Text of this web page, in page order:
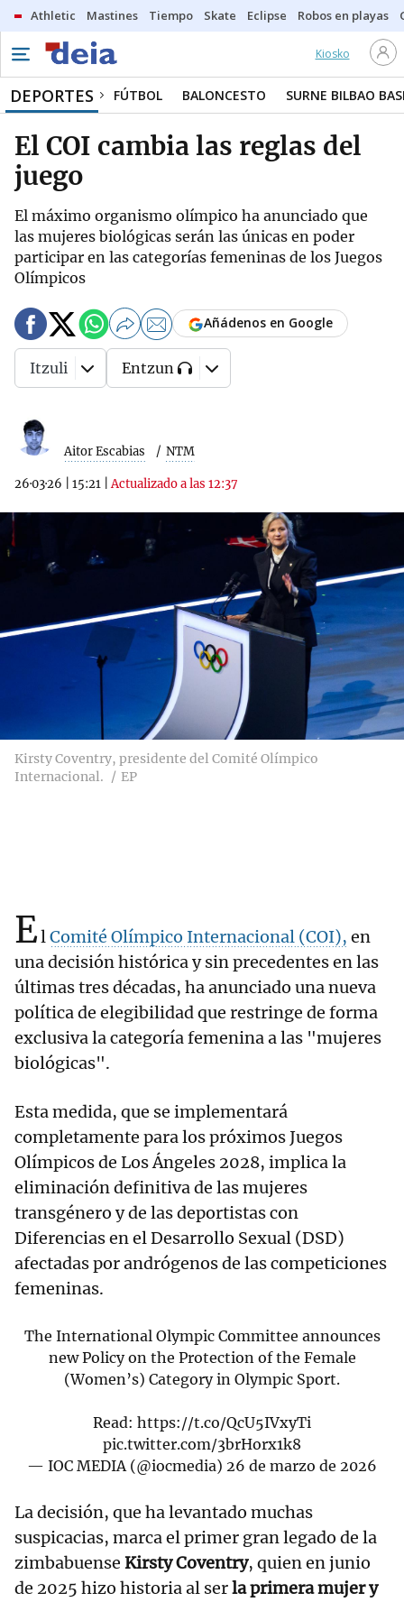
Athletic Mastines Tiempo Skate Eclipse Robos en playas
Kiosko
DEPORTES FÚTBOL BALONCESTO SURNE BILBAO
El COI cambia las reglas del
juego
El máximo organismo olímpico ha anunciado que
las mujeres biológicas serán las únicas en poder
participar en las categorías femeninas de los Juegos
Olímpicos
Aitor Escabias NTM
26·03·26 15:21 |Actualizado a las 12:37
Añádenos en Google
Itzuli Entzun
Kirsty Coventry, presidente del Comité Olímpico
Internacional.
EP
ElComité Olímpico Internacional (COI), en
una decisión histórica y sin precedentes en las
últimas tres décadas, ha anunciado una nueva
política de elegibilidad que restringe de forma
exclusiva la categoría femenina a las "mujeres
biológicas".
Esta medida, que se implementará
completamente para los próximos Juegos
Olímpicos de Los Ángeles 2028, implica la
eliminación definitiva de las mujeres
transgénero y de las deportistas con
Diferencias en el Desarrollo Sexual (DSD)
afectadas por andrógenos de las competiciones
femeninas.
The International Olympic Committee announces
new Policy on the Protection of the Female
(Women’s) Category in Olympic Sport.
Read: https://t.co/QcU5IVxyTi
pic.twitter.com/3brHorx1k8
— IOC MEDIA (@iocmedia) 26 de marzo de 2026
La decisión, que ha levantado muchas
suspicacias, marca el primer gran legado de la
zimbabuense Kirsty Coventry, quien en junio
de 2025 hizo historia al serla primera mujer y